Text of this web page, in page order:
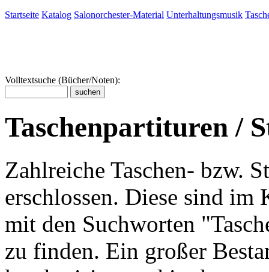
Startseite Katalog Salonorchester-Material Unterhaltungsmusik
Volltextsuche (Bücher/Noten):
Taschenpartituren /
Zahlreiche Taschen- bzw.
erschlossen. Diese sind im
mit den Suchworten
zu finden. Ein großer